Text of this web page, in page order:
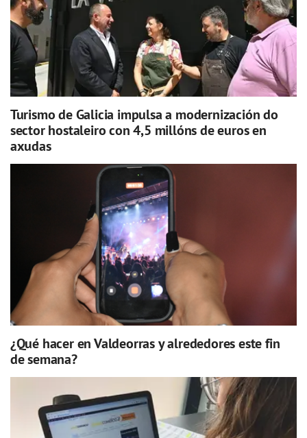
Turismo de Galicia impulsa a modernización do
sector hostaleiro con 4,5 millóns de euros en
axudas
¿Qué hacer en Valdeorras y alrededores este fin
de semana?